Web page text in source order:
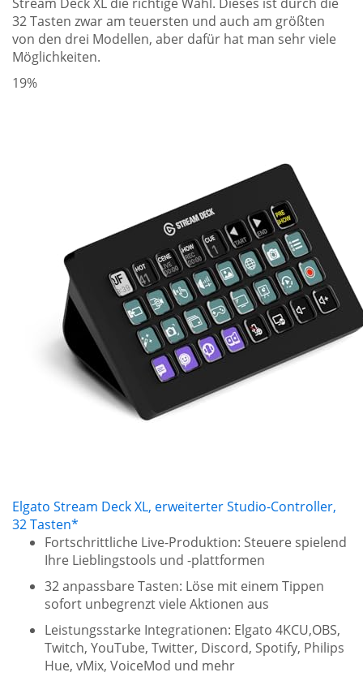
32 Tasten zwar am teuersten und auch am größten
von den drei Modellen, aber dafür hat man sehr viele
Möglichkeiten.
19%
Elgato Stream Deck XL, erweiterter Studio-Controller,
32 Tasten*
Fortschrittliche Live-Produktion: Steuere spielend
Ihre Lieblingstools und -plattformen
32 anpassbare Tasten: Löse mit einem Tippen
sofort unbegrenzt viele Aktionen aus
Leistungsstarke Integrationen: Elgato 4KCU,OBS,
Twitch, YouTube, Twitter, Discord, Spotify, Philips
Hue, vMix, VoiceMod und mehr